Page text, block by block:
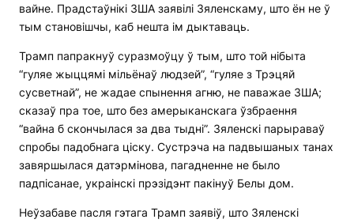
вайне. Прадстаўнікі ЗША заявілі Зяленскаму, што ён не ў
тым становішчы, каб нешта ім дыктаваць.
Трамп папракнуў суразмоўцу ў тым, што той нібыта
“гуляе жыццямі мільёнаў людзей”, “гуляе з Трэцяй
сусветнай”, не жадае спынення агню, не паважае ЗША;
сказаў пра тое, што без амерыканскага ўзбраення
“вайна б скончылася за два тыдні”. Зяленскі парыраваў
спробы падобнага ціску. Сустрэча на падвышаных танах
завяршылася датэрмінова, пагадненне не было
падпісанае, украінскі прэзідэнт пакінуў Белы дом.
Неўзабаве пасля гэтага Трамп заявіў, што Зяленскі